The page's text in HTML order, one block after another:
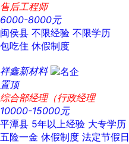
售后工程师
6000-8000元
闽侯县 不限经验 不限学历
包吃住 休假制度
祥鑫新材料
置顶
综合部经理（行政经理
10000-15000元
平潭县 5年以上经验 大专学历
五险一金 休假制度 法定节假日